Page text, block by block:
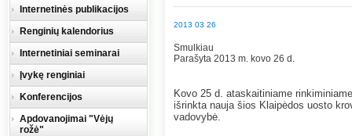
2013 03 26
Smulkiau
Parašyta 2013 m. kovo 26 d.
Kovo 25 d. ataskaitiniame
išrinkta nauja šios Klaipėdos uosto
vadovybė.
Internetinės publikacijos
Renginių kalendorius
Internetiniai seminarai
Įvykę renginiai
Konferencijos
Apdovanojimai "Vėjų
rožė"